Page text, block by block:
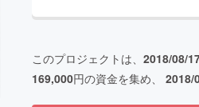
このプロジェクトは、 2018/08/
169,000円の資金を集め、 2018/